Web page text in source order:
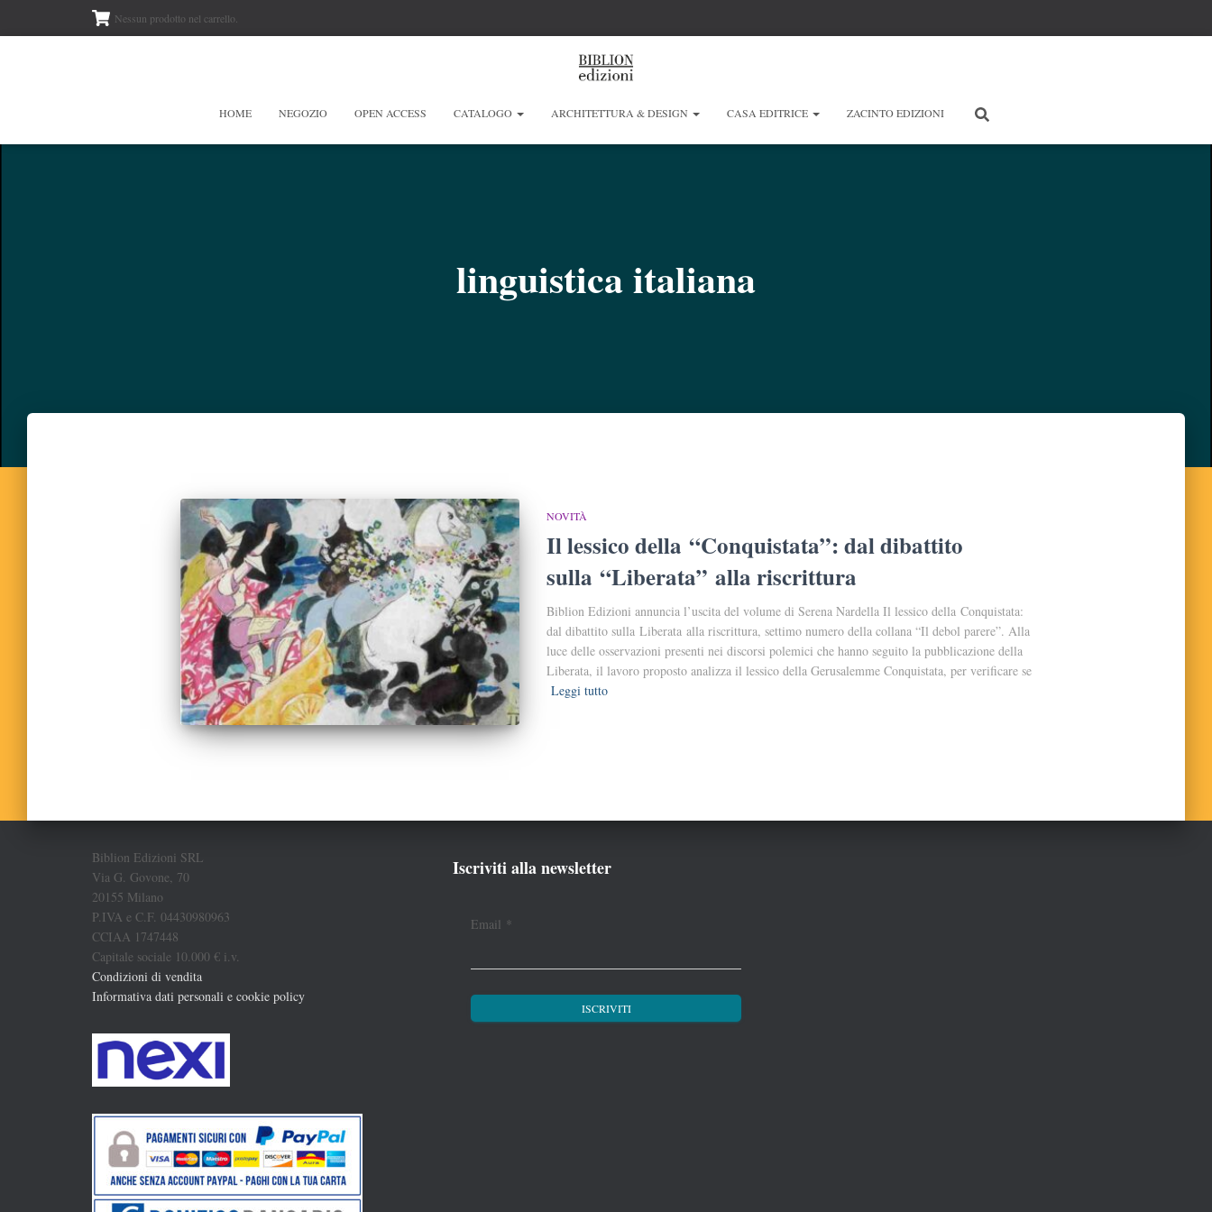
Nessun prodotto nel carrello.
HOME NEGOZIO OPEN ACCESS CATALOGO ARCHITETTURA & DESIGN CASA EDITRICE ZACINTO EDIZIONI
linguistica italiana
NOVITÀ
Il lessico della “Conquistata”: dal dibattito
sulla “Liberata” alla riscrittura
Biblion Edizioni annuncia l’uscita del volume di Serena Nardella Il lessico della Conquistata:
dal dibattito sulla Liberata alla riscrittura, settimo numero della collana “Il debol parere”. Alla
luce delle osservazioni presenti nei discorsi polemici che hanno seguito la pubblicazione della
Liberata, il lavoro proposto analizza il lessico della Gerusalemme Conquistata, per verificare se
Leggi tutto
Biblion Edizioni SRL
Via G. Govone, 70
20155 Milano
P.IVA e C.F. 04430980963
CCIAA 1747448
Capitale sociale 10.000 € i.v.
Condizioni di vendita
Informativa dati personali e cookie policy
Iscriviti alla newsletter
Email *